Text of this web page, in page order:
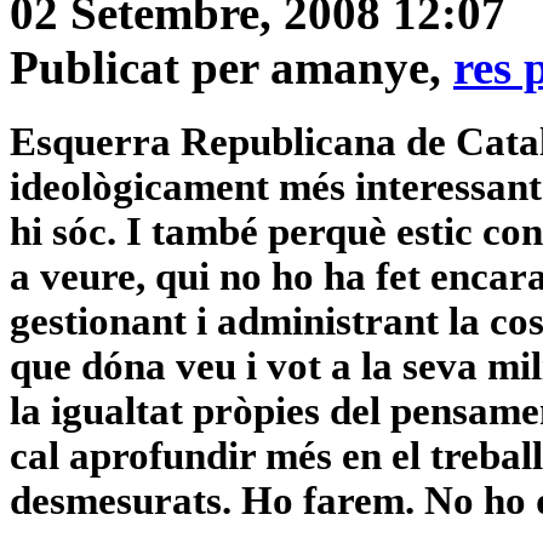
02 Setembre, 2008 12:07
Publicat per amanye, res
Esquerra Republicana de
ideològicament més
hi sóc. I també perquè estic
a veure, qui no ho ha fet
gestionant i administrant la
que dóna veu i vot a la seva
la igualtat pròpies del
cal aprofundir més en el
desmesurats. Ho farem. No ho